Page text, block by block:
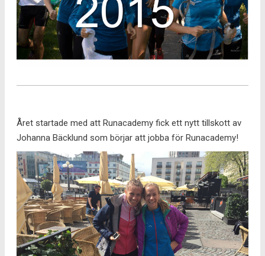
Året startade med att Runacademy fick ett nytt tillskott av
Johanna Bäcklund som börjar att jobba för Runacademy!